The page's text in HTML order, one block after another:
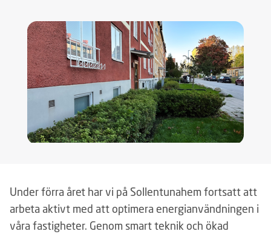
Under förra året har vi på Sollentunahem fortsatt att
arbeta aktivt med att optimera energianvändningen i
våra fastigheter. Genom smart teknik och ökad